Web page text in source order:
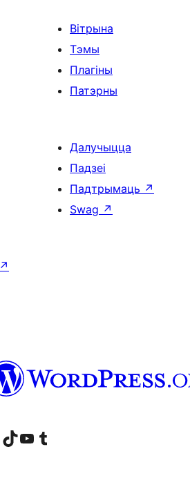
Вітрына
Тэмы
Плагіны
Патэрны
Далучыцца
Падзеі
Падтрымаць ↗
Swag ↗
↗
на Facebook
наш Instagram
нашу старонку ў LinkedIn
Visit our TikTok account
Наведайце наш YouTube каналVisit our Tumblr account